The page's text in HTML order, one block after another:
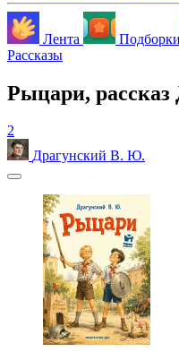
Лента Подборки
Рассказы
Рыцари, рассказ
2
Драгунский В. Ю.